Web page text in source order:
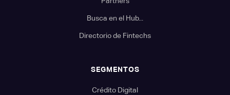
Busca en el Hub...
Directorio de Fintechs
SEGMENTOS
Crédito Digital